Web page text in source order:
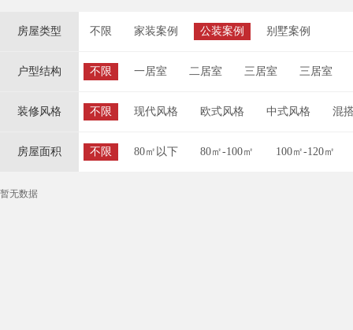
房屋类型 不限 家装案例 公装案例 别墅案例
户型结构 不限 一居室 二居室 三居室 三居室
装修风格 不限 现代风格 欧式风格 中式风格 混
房屋面积 不限 80㎡以下 80㎡-100㎡ 100㎡-120㎡
暂无数据